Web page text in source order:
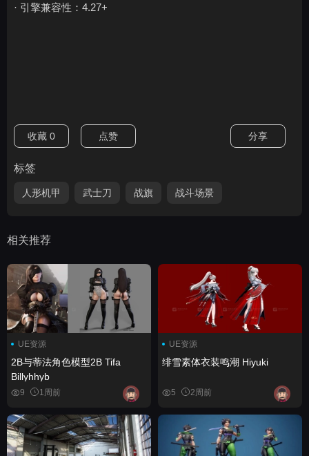
· 引擎兼容性：4.27+
收藏 0 点赞 分享
标签
人形机甲 武士刀 战旗 战斗场景
相关推荐
UE资源
2B与蒂法角色模型2B Tifa
Billyhhyb
9 1周前
UE资源
绯雪素体衣装鸣潮 Hiyuki
5 2周前